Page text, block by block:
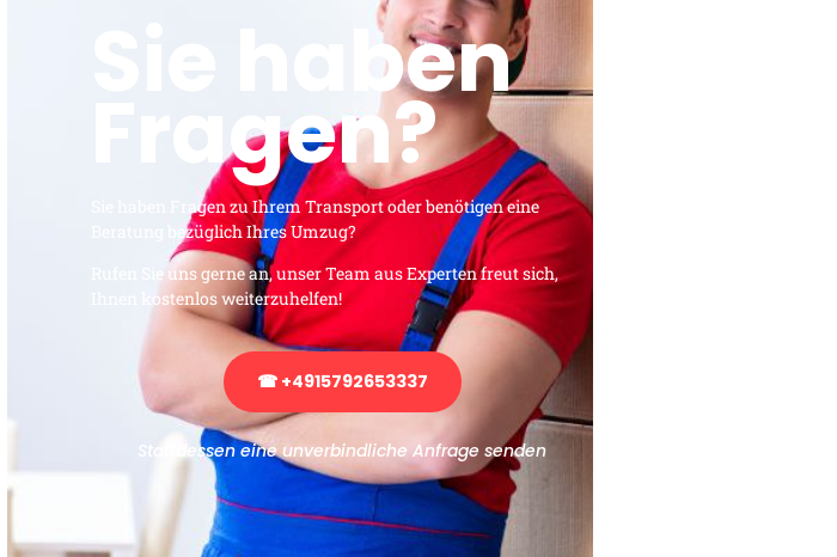
Sie haben
Fragen?
Sie haben Fragen zu Ihrem Transport oder benötigen eine
Beratung bezüglich Ihres Umzug?
Rufen Sie uns gerne an, unser Team aus Experten freut sich,
Ihnen kostenlos weiterzuhelfen!
☎ +4915792653337
Stattdessen eine unverbindliche Anfrage senden